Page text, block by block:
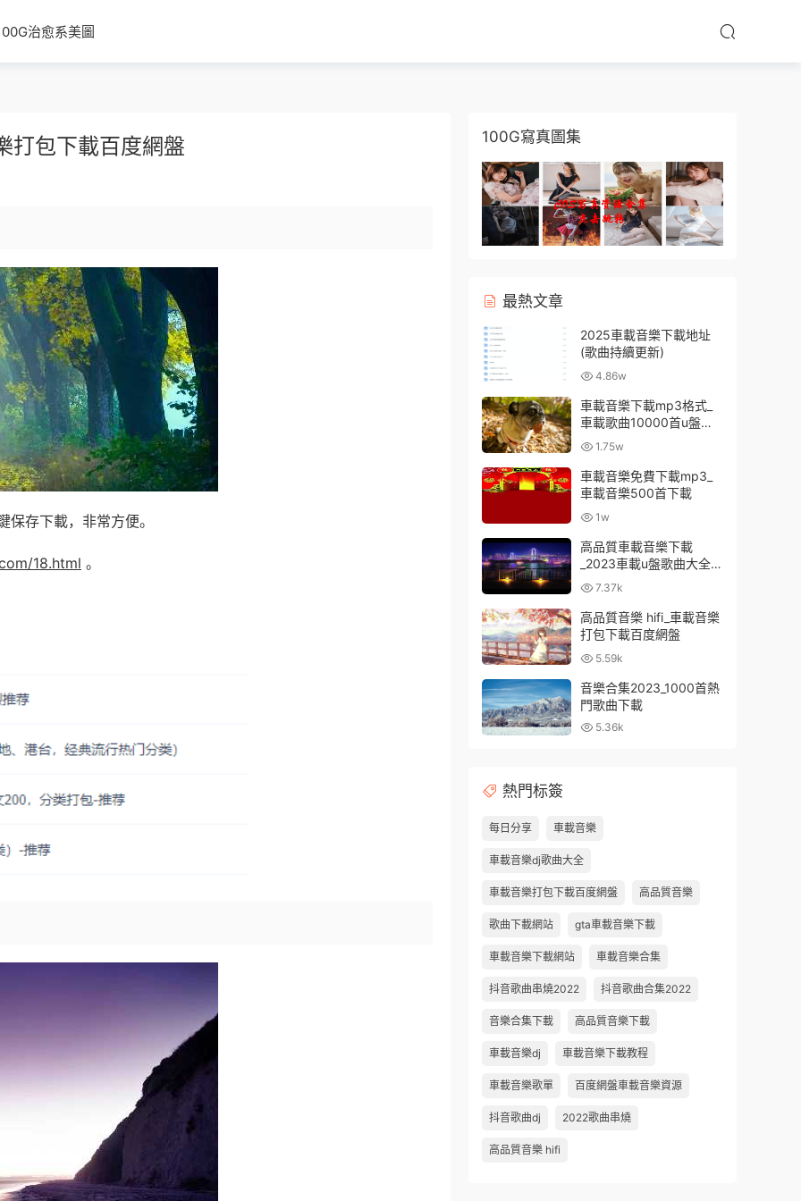
治愈系美圖
打包下載百度網盤
存下載，非常方便。
18.html 。
100G寫真圖集
最熱文章
2025車載音樂下載地址
(歌曲持續更新)
4.86w
車載音樂下載mp3格式_
車載歌曲10000首u盤免
費 1.75w
車載音樂免費下載mp3_
車載音樂500首下載
1w
高品質車載音樂下載
_2023車載u盤歌曲大全下
載 7.37k
高品質音樂 hifi_車載音樂
打包下載百度網盤
5.59k
音樂合集2023_1000首熱
門歌曲下載
5.36k
熱門标簽
每日分享 車載音樂
車載音樂dj歌曲大全
車載音樂打包下載百度網盤 高品質音樂
歌曲下載網站 gta車載音樂下載
車載音樂下載網站 車載音樂合集
抖音歌曲串燒2022 抖音歌曲合集2022
音樂合集下載 高品質音樂下載
車載音樂dj 車載音樂下載教程
車載音樂歌單 百度網盤車載音樂資源
抖音歌曲dj 2022歌曲串燒
高品質音樂 hifi